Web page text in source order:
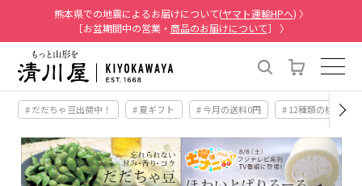
熊本県での地震によるお届けについて(ヤマト運輸HPへ) 〉
［お盆期間中の営業・ 商品のお届けについて］ 〉
# だだちゃ豆出荷中！ # 夏ギフト # 今月の送料0円 # 12種類の桃